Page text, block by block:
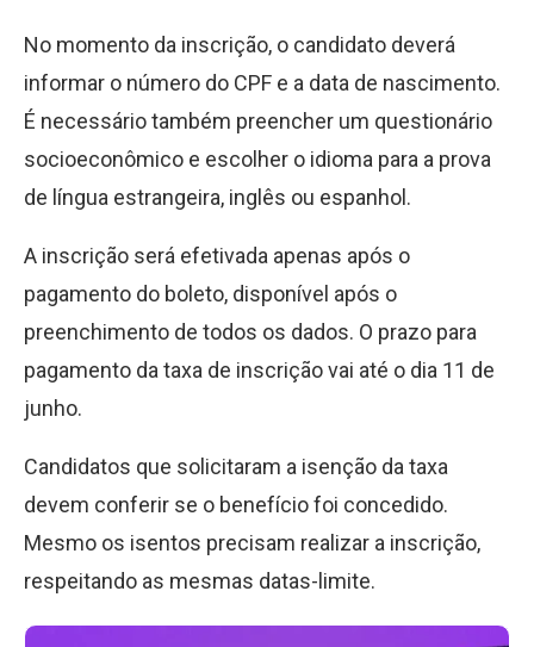
No momento da inscrição, o candidato deverá
informar o número do CPF e a data de nascimento.
É necessário também preencher um questionário
socioeconômico e escolher o idioma para a prova
de língua estrangeira, inglês ou espanhol.
A inscrição será efetivada apenas após o
pagamento do boleto, disponível após o
preenchimento de todos os dados. O prazo para
pagamento da taxa de inscrição vai até o dia 11 de
junho.
Candidatos que solicitaram a isenção da taxa
devem conferir se o benefício foi concedido.
Mesmo os isentos precisam realizar a inscrição,
respeitando as mesmas datas-limite.